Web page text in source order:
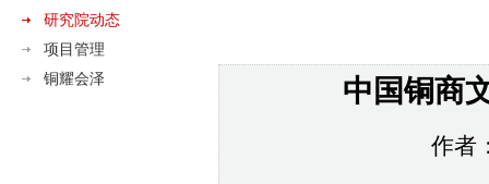
研究院动态
项目管理
铜耀会泽
中国铜商
作者